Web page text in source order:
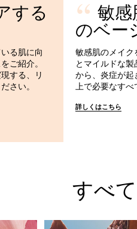
する
る肌に向
ご紹介。
する、リ
さい。
敏
のベー
敏感肌のメイク
とマイルドな
から、炎症が起
上で必要なす
詳しくはこちら
すべ